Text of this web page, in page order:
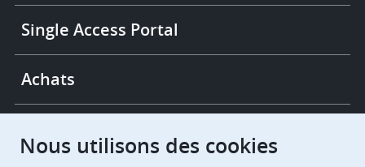
Single Access Portal
Achats
Nous utilisons des cookies